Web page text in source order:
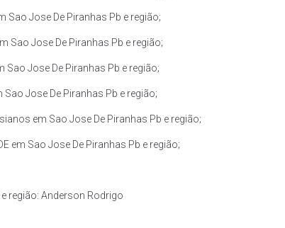
Sao Jose De Piranhas Pb e região;
Sao Jose De Piranhas Pb e região;
Jose De Piranhas Pb e região;
Jose De Piranhas Pb e região;
em Sao Jose De Piranhas Pb e região;
em Sao Jose De Piranhas Pb e região;
região: Anderson Rodrigo